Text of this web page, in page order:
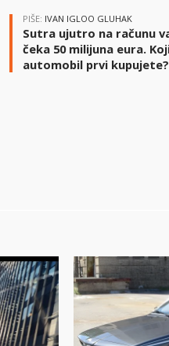
PIŠE: IVAN IGLOO GLUHAK
Sutra ujutro na računu
čeka 50 milijuna eura.
automobil prvi kupujete?